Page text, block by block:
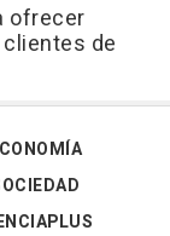
ofrecer
de